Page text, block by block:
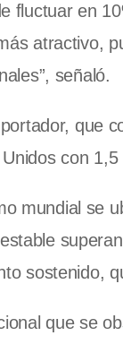
fluctuar en
atractivo,
señaló.
que
con 1,5
mundial se
sostenido,
que se